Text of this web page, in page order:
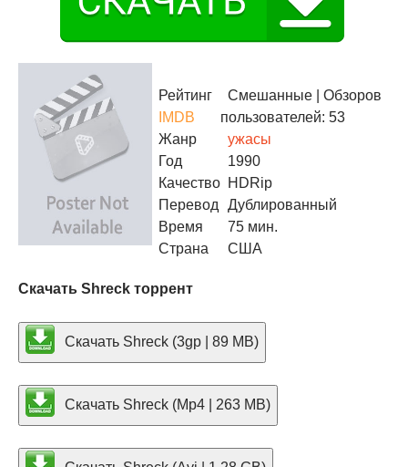
Рейтинг
IMDB
Смешанные | Обзоров
пользователей: 53
Жанр
ужасы
Год
1990
Качество HDRip
Перевод
Дублированный
Время
75 мин.
Страна
США
Скачать Shreck торрент
Скачать Shreck (3gp | 89 MB)
Скачать Shreck (Mp4 | 263 MB)